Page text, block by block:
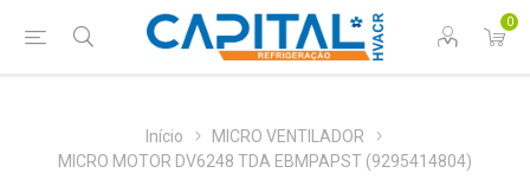
0
Início
MICRO VENTILADOR
MICRO MOTOR DV6248 TDA EBMPAPST (9295414804)